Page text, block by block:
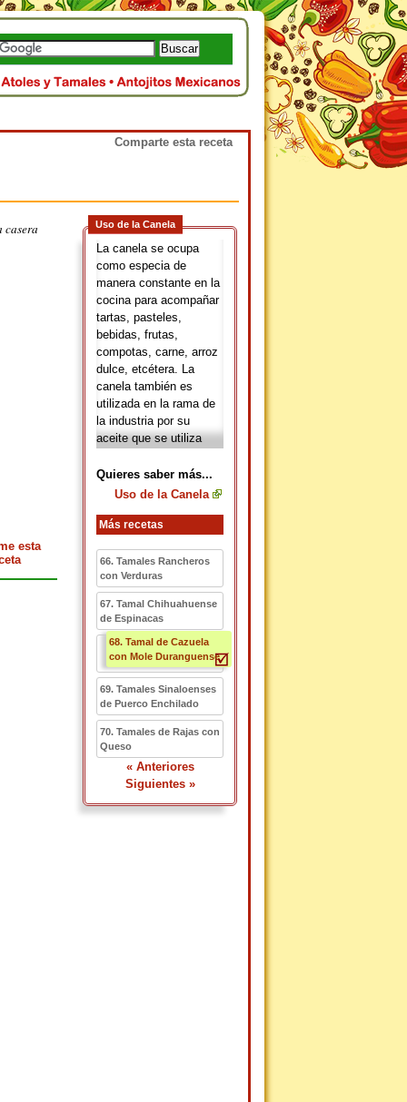
casera Uso de la Canela
La canela se ocupa
como especia de
manera constante en la
cocina para acompañar
tartas, pasteles,
bebidas, frutas,
compotas, carne, arroz
dulce, etcétera. La
canela también es
utilizada en la rama de
la industria por su
aceite que se utiliza
aroma a algunas
bebidas, perfumes,
champús.
Quieres saber más...
Uso de la Canela
Más recetas
66. Tamales Rancheros
con Verduras
67. Tamal Chihuahuense
de Espinacas
68. Tamal de Cazuela
con Mole Duranguense
69. Tamales Sinaloenses
de Puerco Enchilado
70. Tamales de Rajas con
Queso
« Anteriores
Siguientes »
esta
Comparte esta receta